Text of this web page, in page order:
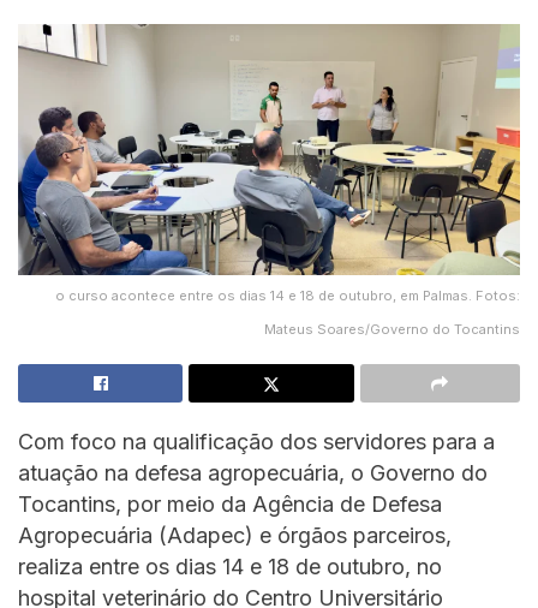
o curso acontece entre os dias 14 e 18 de outubro, em Palmas. Fotos:
Mateus Soares/Governo do Tocantins
Com foco na qualificação dos servidores para a
atuação na defesa agropecuária, o Governo do
Tocantins, por meio da Agência de Defesa
Agropecuária (Adapec) e órgãos parceiros,
realiza entre os dias 14 e 18 de outubro, no
hospital veterinário do Centro Universitário